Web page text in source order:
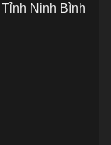
Ninh Bình